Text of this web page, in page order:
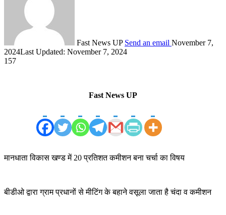
Fast News UP Send an email November 7,
2024Last Updated: November 7, 2024
157
Fast News UP
मानधाता विकास खण्ड में 20 प्रतिशत कमीशन बना चर्चा का विषय
बीडीओ द्वारा ग्राम प्रधानों से मीटिंग के बहाने वसूला जाता है चंदा व कमीशन